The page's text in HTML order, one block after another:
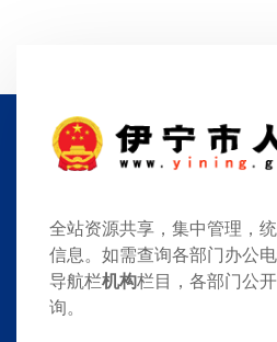
全站资源共享，集中管理，
信息。如需查询各部门办公
导航栏机构栏目，各部门公
询。